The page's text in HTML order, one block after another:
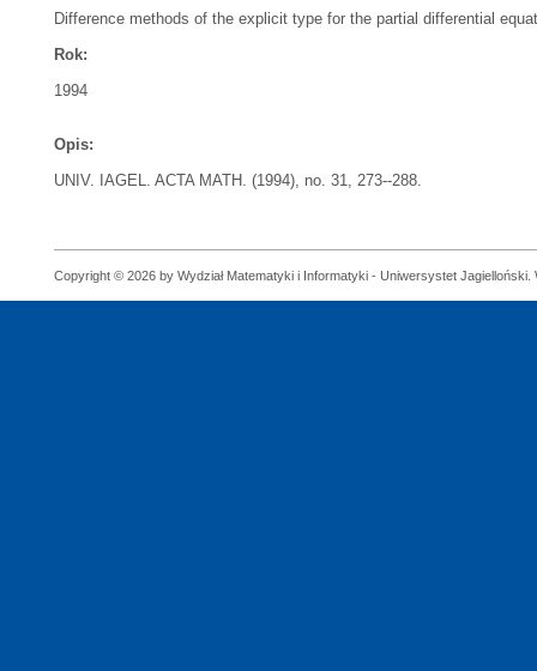
Difference methods of the explicit type for the partial differential
Rok:
1994
Opis:
UNIV. IAGEL. ACTA MATH. (1994), no. 31, 273--288.
Copyright © 2026 by Wydział Matematyki i Informatyki - Uniwersystet